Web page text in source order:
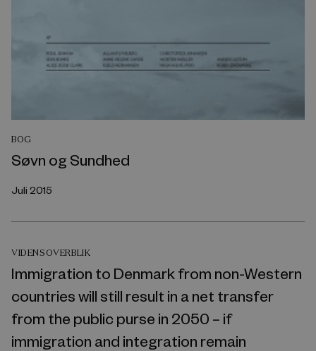
BOG
Søvn og Sundhed
Juli 2015
VIDENSOVERBLIK
Immigration to Denmark from non-Western
countries will still result in a net transfer
from the public purse in 2050 – if
immigration and integration remain